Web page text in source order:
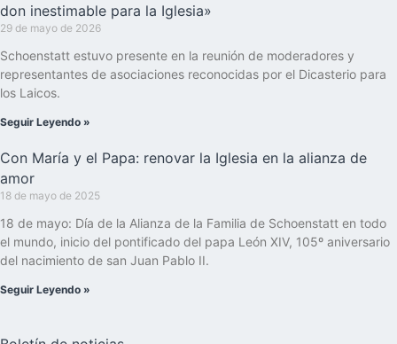
don inestimable para la Iglesia»
29 de mayo de 2026
Schoenstatt estuvo presente en la reunión de moderadores y
representantes de asociaciones reconocidas por el Dicasterio para
los Laicos.
Seguir Leyendo »
Con María y el Papa: renovar la Iglesia en la alianza de
amor
18 de mayo de 2025
18 de mayo: Día de la Alianza de la Familia de Schoenstatt en todo
el mundo, inicio del pontificado del papa León XIV, 105º aniversario
del nacimiento de san Juan Pablo II.
Seguir Leyendo »